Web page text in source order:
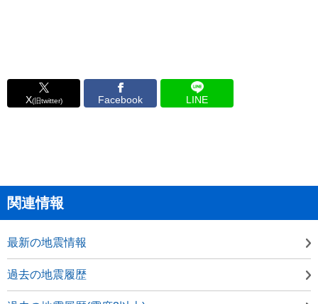
X(旧twitter) Facebook LINE
関連情報
最新の地震情報
過去の地震履歴